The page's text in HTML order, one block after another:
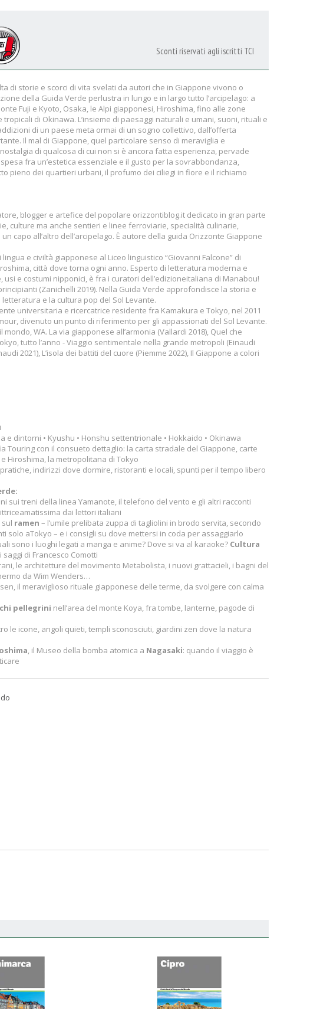
Sconti riservati agli iscritti TCI
di storie e scorci di vita svelati da autori che in Giappone vivono o
della Guida Verde perlustra in lungo e in largo tutto l’arcipelago: a
Fuji e Kyoto, Osaka, le Alpi giapponesi, Hiroshima, fino alle zone
di Okinawa. L’insieme di paesaggi naturali e umani, suoni, rituali e
di un paese meta ormai di un sogno collettivo, dall’offerta
Il mal di Giappone, quel particolare senso di meraviglia e
di qualcosa di cui non si è ancora fatta esperienza, pervade
fra un’estetica essenziale e il gusto per la sovrabbondanza,
pieno dei quartieri urbani, il profumo dei ciliegi in fiore e il richiamo
blogger e artefice del popolare orizzontiblog.it dedicato in gran parte
culture ma anche sentieri e linee ferroviarie, specialità culinarie,
capo all’altro dell’arcipelago. È autore della guida Orizzonte Giappone
e civiltà giapponese al Liceo linguistico “Giovanni Falcone” di
città dove torna ogni anno. Esperto di letteratura moderna e
e costumi nipponici, è fra i curatori dell’edizioneitaliana di Manabou!
(Zanichelli 2019). Nella Guida Verde approfondisce la storia e
letteratura e la cultura pop del Sol Levante.
universitaria e ricercatrice residente fra Kamakura e Tokyo, nel 2011
divenuto un punto di riferimento per gli appassionati del Sol Levante.
WA. La via giapponese all’armonia (Vallardi 2018), Quel che
tutto l’anno - Viaggio sentimentale nella grande metropoli (Einaudi
2021), L’isola dei battiti del cuore (Piemme 2022), Il Giappone a colori
e dintorni • Kyushu • Honshu settentrionale • Hokkaido • Okinawa
Touring con il consueto dettaglio: la carta stradale del Giappone, carte
Hiroshima, la metropolitana di Tokyo
indirizzi dove dormire, ristoranti e locali, spunti per il tempo libero
sui treni della linea Yamanote, il telefono del vento e gli altri racconti
dai lettori italiani
ramen – l’umile prelibata zuppa di tagliolini in brodo servita, secondo
solo aTokyo – e i consigli su dove mettersi in coda per assaggiarlo
sono i luoghi legati a manga e anime? Dove si va al karaoke? Cultura
saggi di Francesco Comotti
le architetture del movimento Metabolista, i nuovi grattacieli, i bagni del
da Wim Wenders…
il meraviglioso rituale giapponese delle terme, da svolgere con calma
pellegrini nell’area del monte Koya, fra tombe, lanterne, pagode di
le icone, angoli quieti, templi sconosciuti, giardini zen dove la natura
, il Museo della bomba atomica a Nagasaki: quando il viaggio è